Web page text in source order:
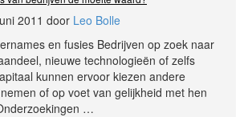
2011 door Leo Bolle
en fusies Bedrijven op zoek naar
nieuwe technologieën of zelfs
kunnen ervoor kiezen andere
of op voet van gelijkheid met hen
…